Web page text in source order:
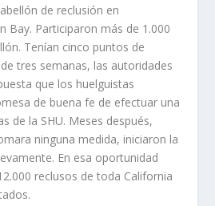
de reclusión en
Bay. Participaron más de 1.000
Tenían cinco puntos de
tres semanas, las autoridades
que los huelguistas
de buena fe de efectuar una
de la SHU. Meses después,
ninguna medida, iniciaron la
En esa oportunidad
reclusos de toda California